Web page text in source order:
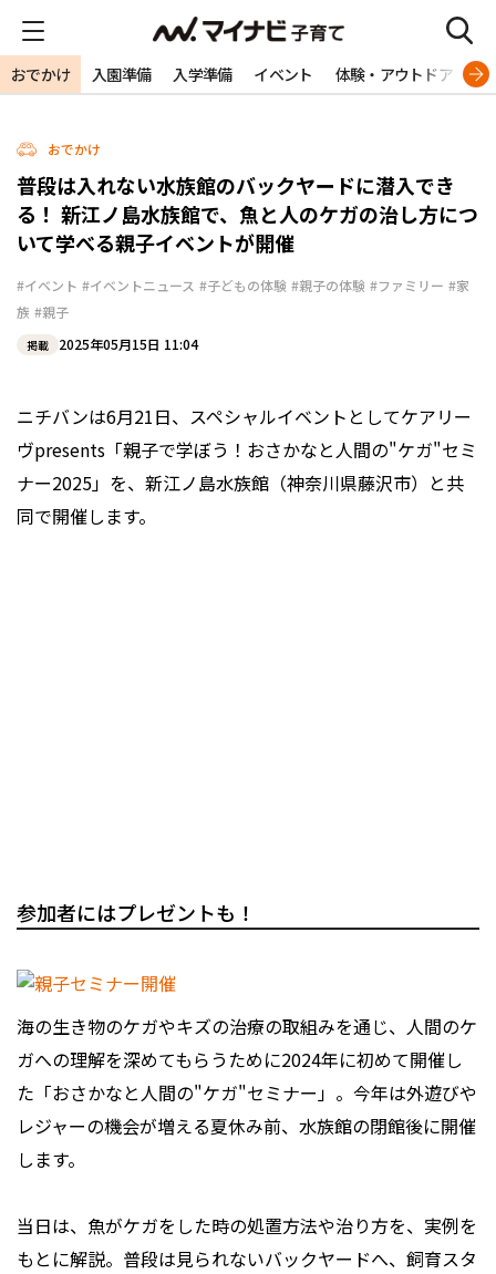
おでかけ 入園準備 入学準備 イベント 体験・アウトドア 旅
おでかけ
普段は入れない水族館のバックヤードに潜入でき
る！ 新江ノ島水族館で、魚と人のケガの治し方につ
いて学べる親子イベントが開催
#イベント #イベントニュース #子どもの体験 #親子の体験 #ファミリー #家
族 #親子
掲載 2025年05月15日 11:04
ニチバンは6月21日、スペシャルイベントとしてケアリー
ヴpresents「親子で学ぼう！おさかなと人間の"ケガ"セミ
ナー2025」を、新江ノ島水族館（神奈川県藤沢市）と共
同で開催します。
参加者にはプレゼントも！
海の生き物のケガやキズの治療の取組みを通じ、人間のケ
ガへの理解を深めてもらうために2024年に初めて開催し
た「おさかなと人間の"ケガ"セミナー」。今年は外遊びや
レジャーの機会が増える夏休み前、水族館の閉館後に開催
します。
当日は、魚がケガをした時の処置方法や治り方を、実例を
もとに解説。普段は見られないバックヤードへ、飼育スタ